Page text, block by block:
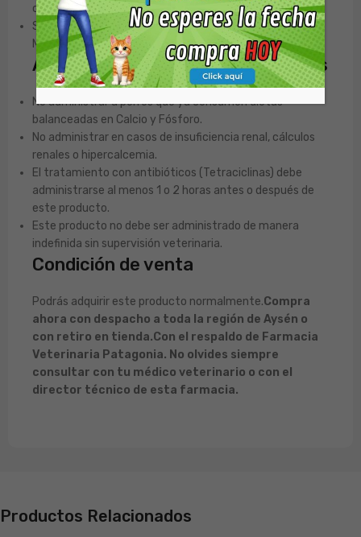
cucharaditas por cada 10 Kg de peso, una vez al día.
Siga la duración del tratamiento recomendada por su
Médico Veterinario.
Advertencias y Contraindicaciones
No administrar a perros que ya consumen dietas
balanceadas en Calcio y Fósforo.
No administrar en casos de insuficiencia renal, cálculos
renales o hipercalcemia.
El tratamiento con antibióticos (Tetraciclinas) debe
administrarse al menos 1 o 2 horas antes o después de
este producto.
Este producto no debe ser administrado de manera
indefinida sin supervisión veterinaria.
Condición de venta
Podrás adquirir este producto normalmente.Compra
ahora con despacho a toda la región de Aysén o
con retiro en tienda.Con el respaldo de Farmacia
Veterinaria Patagonia. No olvides siempre
consultar con tu médico veterinario o con el
director técnico de esta farmacia.
Productos Relacionados